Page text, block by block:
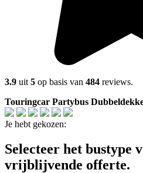
3.9 uit 5 op basis van 484 reviews.
Touringcar Partybus
Je hebt gekozen:
Selecteer het bustype
vrijblijvende offerte.